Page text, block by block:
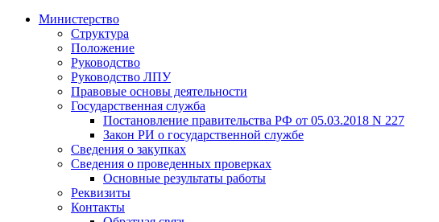
Министерство
Структура
Положение
Руководство
Руководство ЛПУ
Правовые основы деятельности
Государственная служба
Постановление правительства РФ от 05.03.2018 N 227
Закон РИ о государственной службе
Сведения о закупках
Сведения о проведенных проверках
Основные результаты работы
Реквизиты
Контакты